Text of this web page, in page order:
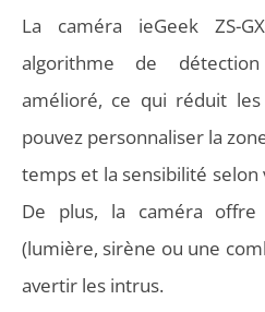
La caméra ieGeek ZS-
algorithme de
amélioré, ce qui réduit les
pouvez personnaliser la
temps et la sensibilité selon
De plus, la caméra offre
(lumière, sirène ou une
avertir les intrus.